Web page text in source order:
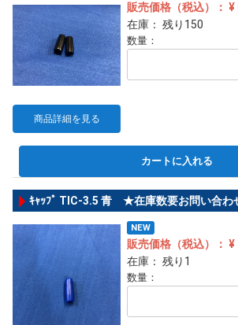
商品詳細を見る
販売価格（税込）： ¥
在庫： 残り150
数量：
カートに入れる
ｷｬｯﾌﾟ TIC-3.5 青 ★在庫数要お問い合わ
NEW
販売価格（税込）： ¥
在庫： 残り1
数量：